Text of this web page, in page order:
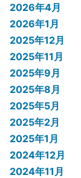
2026年4月
2026年1月
2025年12月
2025年11月
2025年9月
2025年8月
2025年5月
2025年2月
2025年1月
2024年12月
2024年11月